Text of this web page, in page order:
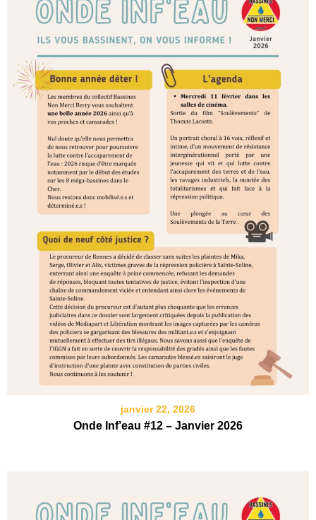
janvier 22, 2026
Onde Inf’eau #12 – Janvier 2026